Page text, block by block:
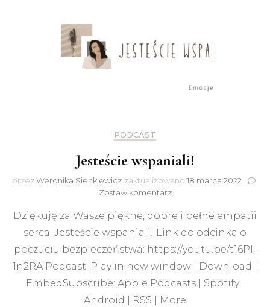
PODCAST
Jesteście wspaniali!
przezWeronika Sienkiewicz zaktualizowano 18 marca 2022
Zostaw komentarzdo
wspaniali!
Dziękuję za Wasze piękne, dobre i pełne empatii
serca. Jesteście wspaniali! Link do odcinka o
poczuciu bezpieczeństwa: https://youtu.be/t16PI-
1n2RA Podcast: Play in new window | Download |
EmbedSubscribe: Apple Podcasts | Spotify |
Android | RSS | More